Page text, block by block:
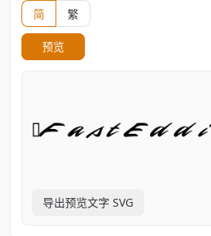
简 繁
预览
导出预览文字 SVG